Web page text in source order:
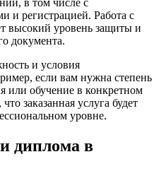
в том числе с
и регистрацией. Работа с
высокий уровень защиты и
документа.
и условия
если вам нужна степень
или обучение в конкретном
заказанная услуга будет
уровне.
диплома в